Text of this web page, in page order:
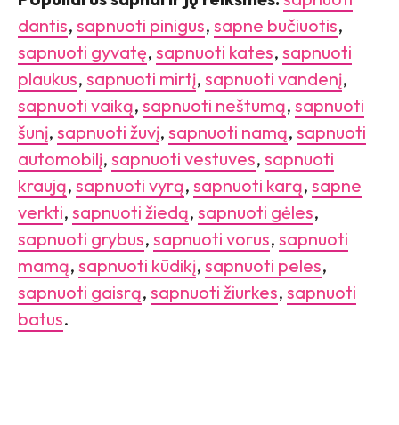
dantis, sapnuoti pinigus, sapne bučiuotis,
sapnuoti gyvatę, sapnuoti kates, sapnuoti
plaukus, sapnuoti mirtį, sapnuoti vandenį,
sapnuoti vaiką, sapnuoti neštumą, sapnuoti
šunį, sapnuoti žuvį, sapnuoti namą, sapnuoti
automobilį, sapnuoti vestuves, sapnuoti
kraują, sapnuoti vyrą, sapnuoti karą, sapne
verkti, sapnuoti žiedą, sapnuoti gėles,
sapnuoti grybus, sapnuoti vorus, sapnuoti
mamą, sapnuoti kūdikį, sapnuoti peles,
sapnuoti gaisrą, sapnuoti žiurkes, sapnuoti
batus.